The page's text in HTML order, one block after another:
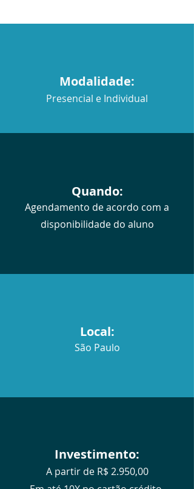
Modalidade:
Presencial e Individual
Quando:
Agendamento de acordo com a
disponibilidade do aluno
Local:
São Paulo
Investimento:
A partir de R$ 2.950,00